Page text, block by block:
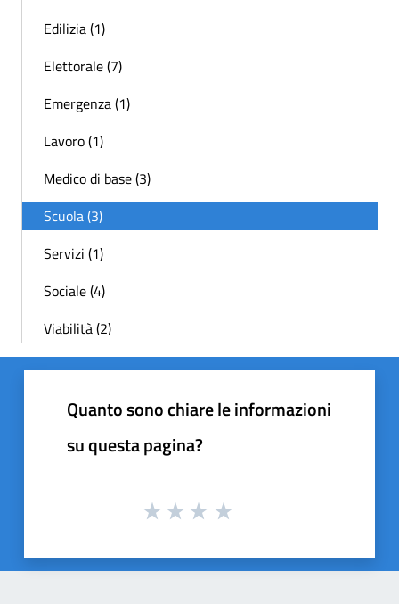
Edilizia (1)
Elettorale (7)
Emergenza (1)
Lavoro (1)
Medico di base (3)
Scuola (3)
Servizi (1)
Sociale (4)
Viabilità (2)
Quanto sono chiare le informazioni
su questa pagina?